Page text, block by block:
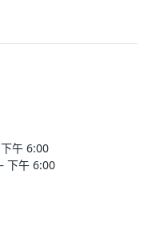
午 6:00
下午 6:00